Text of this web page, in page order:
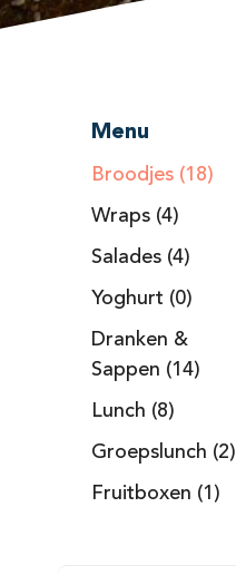
Menu
Broodjes (18)
Wraps (4)
Salades (4)
Yoghurt (0)
Dranken &
Sappen (14)
Lunch (8)
Groepslunch (2)
Fruitboxen (1)